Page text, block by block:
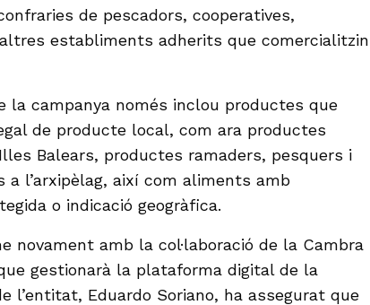
de pescadors, cooperatives,
establiments adherits que comercialitzin
la campanya només inclou productes que
de producte local, com ara productes
Balears, productes ramaders, pesquers i
a l’arxipèlag, així com aliments amb
o indicació geogràfica.
novament amb la col·laboració de la Cambra
gestionarà la plataforma digital de la
l’entitat, Eduardo Soriano, ha assegurat que